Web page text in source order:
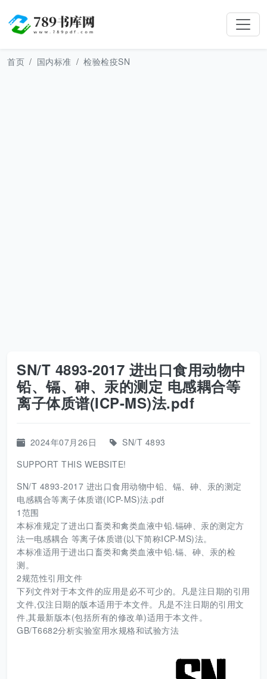
首页 国内标准 检验检疫SN
SN/T 4893-2017 进出口食用动物中
铅、镉、砷、汞的测定 电感耦合等
离子体质谱(ICP-MS)法.pdf
2024年07月26日
SN/T 4893
SUPPORT THIS WEBSITE!
SN/T 4893-2017 进出口食用动物中铅、镉、砷、汞的测定
电感耦合等离子体质谱(ICP-MS)法.pdf
1范围
本标准规定了进出口畜类和禽类血液中铅.镉砷、汞的测定方
法一电感耦合 等离子体质谱(以下简称ICP-MS)法。
本标准适用于进出口畜类和禽类血液中铅.镉、砷、汞的检
测。
2规范性引用文件
下列文件对于本文件的应用是必不可少的。凡是注日期的引用
文件,仅注日期的版本适用于本文件。凡是不注日期的引用文
件,其最新版本(包括所有的修改单)适用于本文件。
GB/T6682分析实验室用水规格和试验方法